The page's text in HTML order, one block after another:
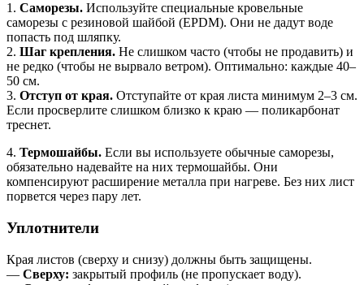
1. Саморезы. Используйте специальные кровельные
саморезы с резиновой шайбой (EPDM). Они не дадут воде
попасть под шляпку.
2. Шаг крепления. Не слишком часто (чтобы не продавить) и
не редко (чтобы не вырвало ветром). Оптимально: каждые 40–
50 см.
3. Отступ от края. Отступайте от края листа минимум 2–3 см.
Если просверлите слишком близко к краю — поликарбонат
треснет.
4. Термошайбы. Если вы используете обычные саморезы,
обязательно надевайте на них термошайбы. Они
компенсируют расширение металла при нагреве. Без них лист
порвется через пару лет.
Уплотнители
Края листов (сверху и снизу) должны быть защищены.
— Сверху: закрытый профиль (не пропускает воду).